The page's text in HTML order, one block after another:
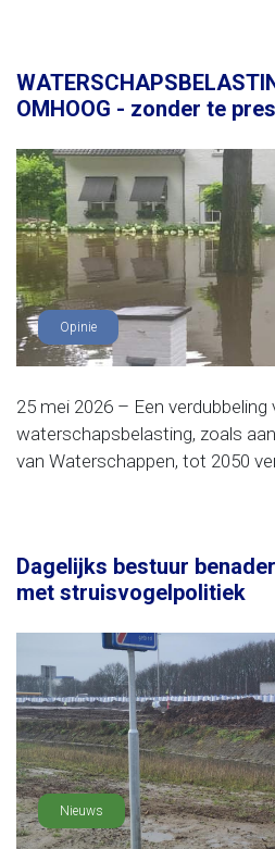
OMHOOG - zonder te
Opinie
25 mei 2026 – Een verdubbeling
waterschapsbelasting, zoals
van Waterschappen, tot 2050
Dagelijks bestuur
met struisvogelpolitiek
Nieuws